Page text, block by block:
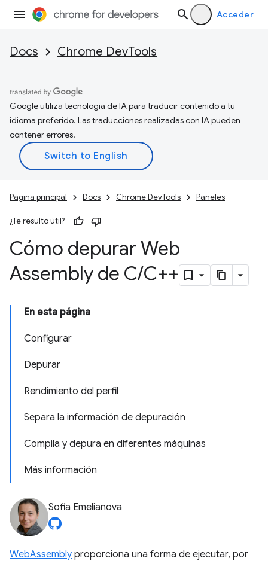
Acceder
Docs Chrome DevTools
Google utiliza tecnología de IA para traducir contenido a tu
idioma preferido. Las traducciones realizadas con IA pueden
contener errores.
Página principal Docs Chrome DevTools Paneles
¿Te resultó útil?
Cómo depurar Web
Assembly de C/C++
En esta página
Configurar
Depurar
Rendimiento del perfil
Separa la información de depuración
Compila y depura en diferentes máquinas
Más información
Sofia Emelianova
WebAssembly proporciona una forma de ejecutar, por